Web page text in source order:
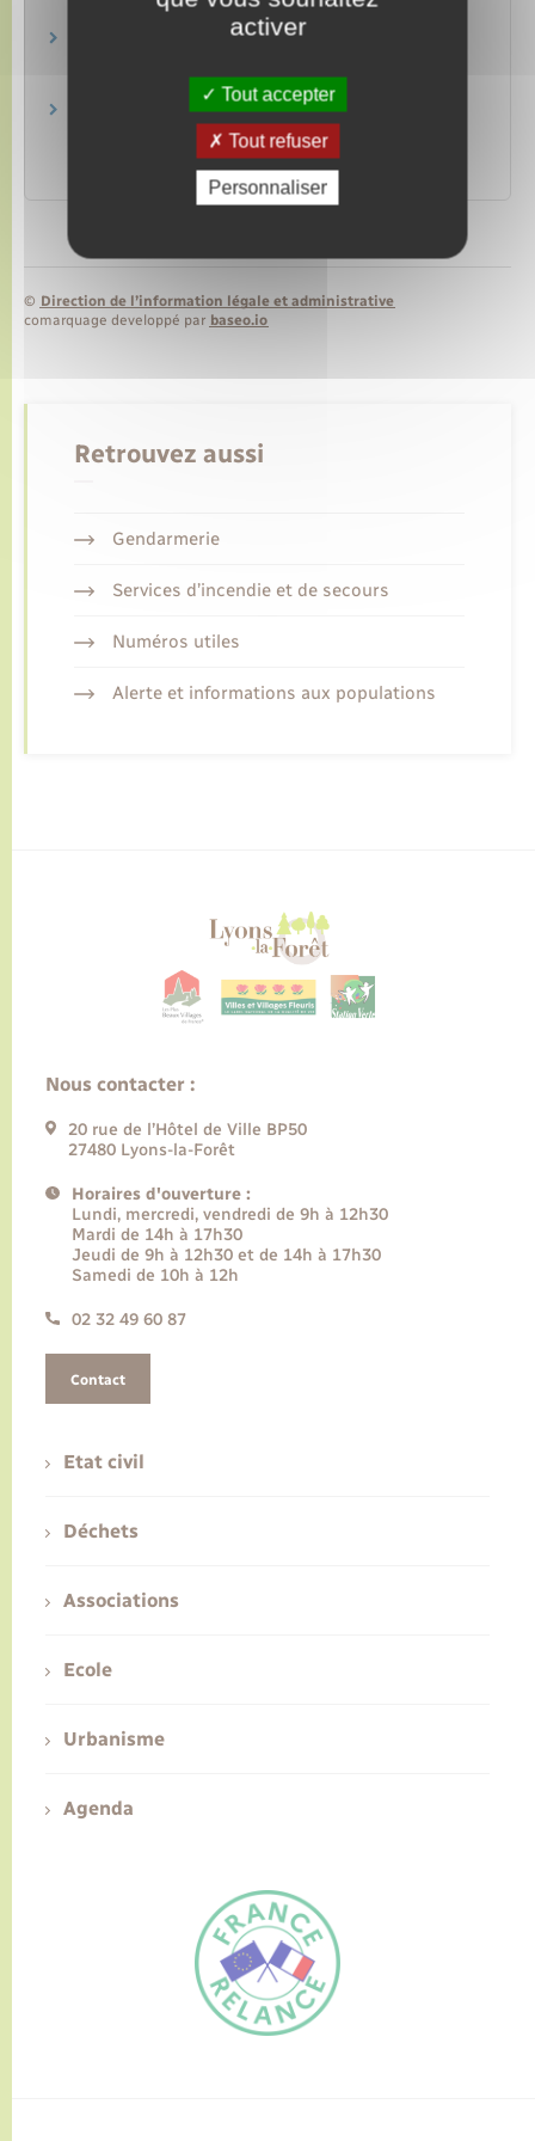
FR
Commission européenne
Solvit : des solutions aux problèmes liés à vos
Commission européenne
Règlements communautaires en matière de
sécurité sociale
Centre des liaisons européennes et internationales de
sécurité sociale (Cleiss)
© Direction de l’information légale et administrative
comarquage developpé par baseo.io
Retrouvez aussi
Gendarmerie
Services d’incendie et de secours
Numéros utiles
Alerte et informations aux populations
Nous contacter :
20 rue de l’Hôtel de Ville BP50
27480 Lyons-la-Forêt
Horaires d'ouverture :
Lundi, mercredi, vendredi de 9h à 12h30
Mardi de 14h à 17h30
Jeudi de 9h à 12h30 et de 14h à 17h30
Samedi de 10h à 12h
02 32 49 60 87
Contact
Etat civil
Déchets
Associations
Ecole
Urbanisme
Agenda
activer
Tout accepter
Tout refuser
Personnaliser